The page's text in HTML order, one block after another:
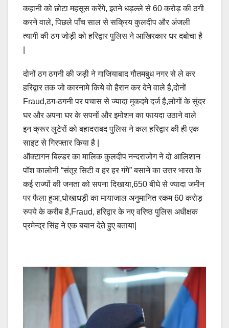
कहानी को छोटा महसूस करेंगे, इतने धड़ल्ले से 60 करोड़ की ठगी
करने वाले, पिछले पाँच साल से सक्रिय कुलदीप और अंजली
त्यागी की ठग जोड़ी को हरिद्वार पुलिस ने आखिरकार धर दबोचा है
दोनों ठग ठगनी की जड़ी ने गाजियाबाद गौतमबुध नगर से ले कर
हरिद्वार तक जो कारनामे किये वो हैरान कर देने वाले है,दोनों
Fraud,ठग-ठगनी पर पचास से ज्यादा मुकदमे दर्ज है,लोगों के सुंदर
घर और अपना घर के सपनों और इमोशन का फायदा उठाने वाले
इन क्रूर लुटेरों को बहादराबद पुलिस ने कल हरिद्वार की ही एक
साइट से गिरफ्तार किया है |
ऑक्टागन बिल्डर का मालिक कुलदीप नन्दराजोग ने दो आलिशान
पॉश कालोनी “संतूर सिटी व हर हर गंगे” बसाने का उत्तर भारत के
कई राज्यों की जनता को सपना दिखाया,650 बीघे से ज्यादा जमीन
पर फैला हुआ,धोखाधड़ी का मायाजाल अनुमानित रकम 60 करोड़
रुपये के करीब है,Fraud, हरिद्वार के नए वरिष्ठ पुलिस अधीक्षक
प्रमेन्द्र सिंह ने एक बयान देते हुए बताया|